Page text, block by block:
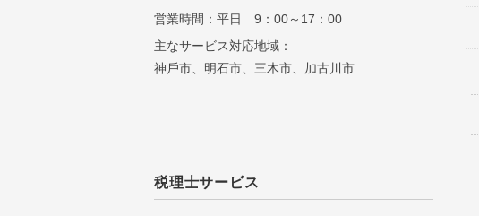
営業時間：平日 9：00～17：00
主なサービス対応地域：
神⼾市、明⽯市、三⽊市、加古川市
税理士サービス